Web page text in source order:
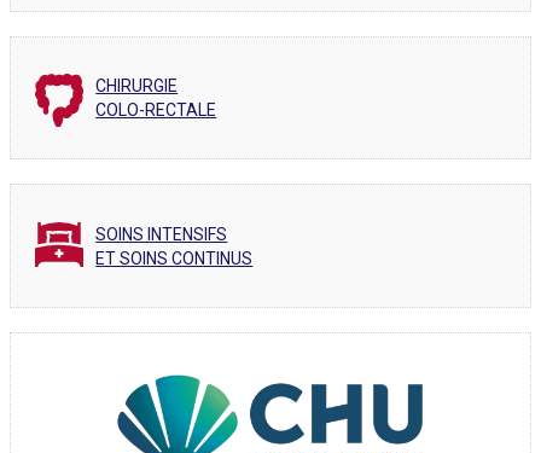
CHIRURGIE
COLO-RECTALE
SOINS INTENSIFS
ET SOINS CONTINUS